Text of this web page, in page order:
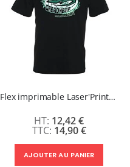
Flex imprimable Laser'Print Dark - Textiles Foncés
14,90 €
12,42 €
AJOUTER AU PANIER